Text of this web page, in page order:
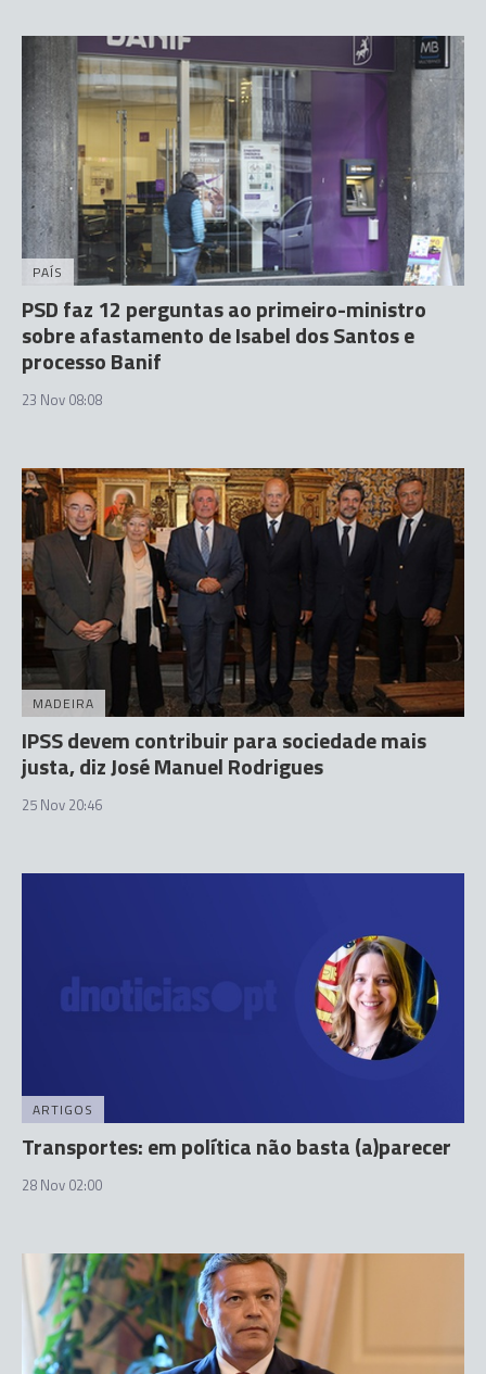
PAÍS
PSD faz 12 perguntas ao primeiro-ministro
sobre afastamento de Isabel dos Santos e
processo Banif
23 Nov 08:08
MADEIRA
IPSS devem contribuir para sociedade mais
justa, diz José Manuel Rodrigues
25 Nov 20:46
ARTIGOS
Transportes: em política não basta (a)parecer
28 Nov 02:00